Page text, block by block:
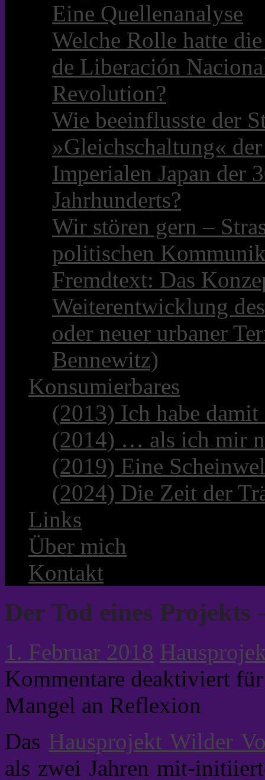
Eine Quellenanalyse
Welche Rolle hatte
de Liberación
Revolution?
Wie beeinflusste der
»Gleichschaltung«
Imperialen Japan der
Jahrhunderts?
Wir stören gern –
politischen
Fremdtext: Das
Weiterentwicklung
oder neuer urbaner
Bennewitz)
Konsumierbares
(2013) Ich habe
(2014) … als ich mir
(2019) Eine
(2024) Die Zeit der
Links
Über mich
Kontakt
Der Tod eines
1. Februar 2018
Kommentare deaktiviert
Mangel an Reflexion
Das Hausprojekt Wilder
als zwei Jahren mit-